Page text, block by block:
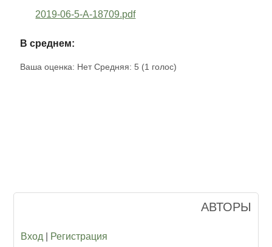
2019-06-5-A-18709.pdf
В среднем:
Ваша оценка: Нет Средняя:5 (1 голос)
АВТОРЫ
Вход Регистрация